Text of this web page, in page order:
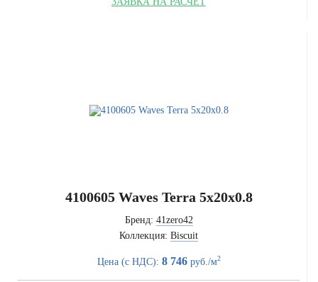
4100605 Waves Terra 5x20x0.8
Бренд: 41zero42
Коллекция: Biscuit
Цена (с НДС): 8 746руб./м2